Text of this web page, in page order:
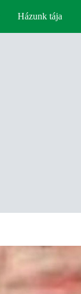
Házunk tája